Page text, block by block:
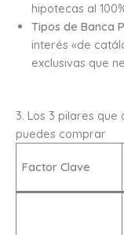
hipotecas al
Tipos de Banca
interés «de
exclusivas que
3. Los 3 pilares
puedes comprar
Factor Clave